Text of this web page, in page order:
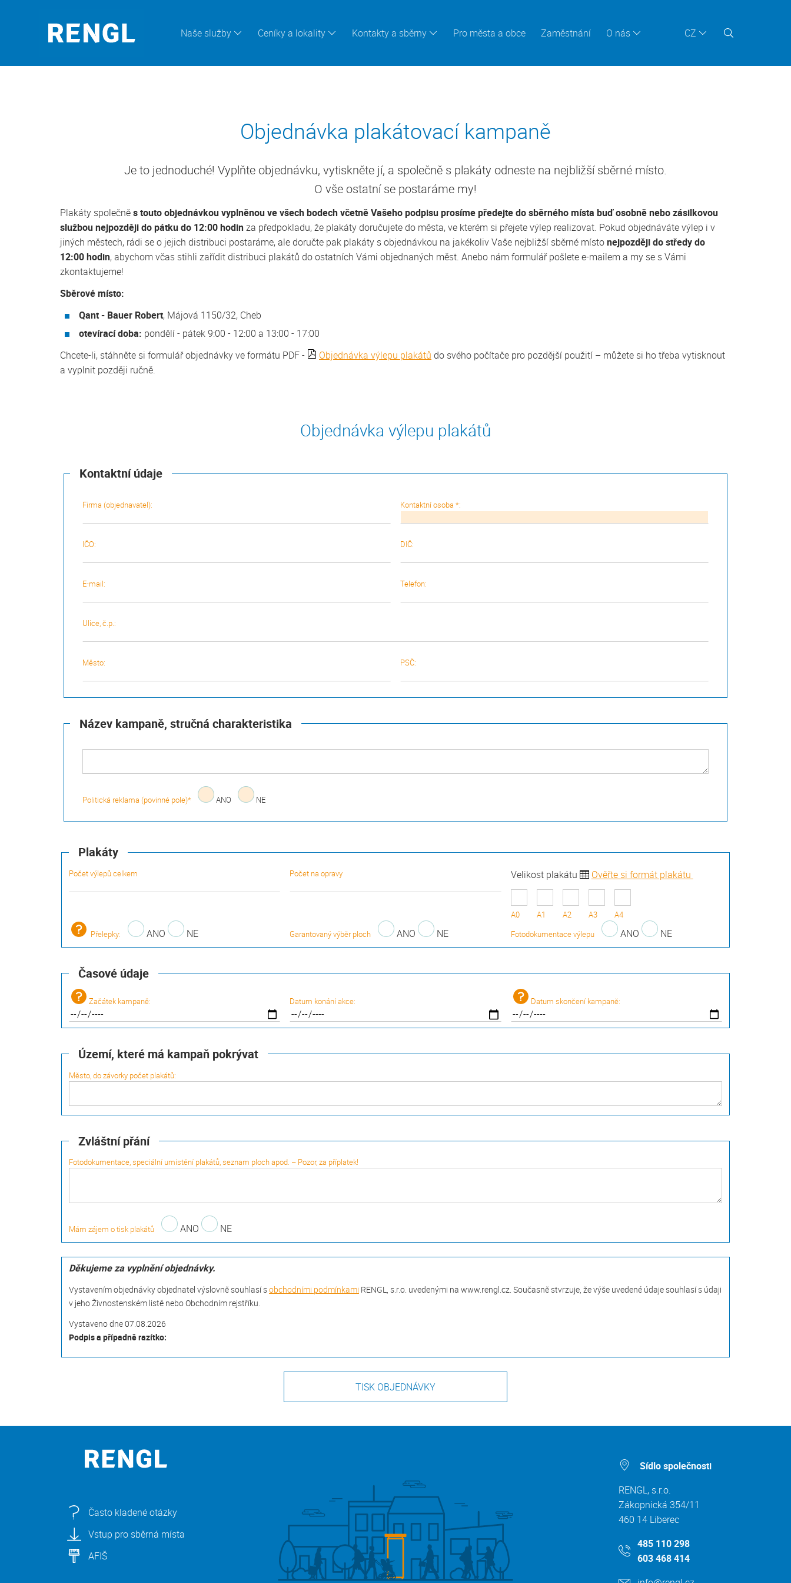
CZ
Naše služby Ceníky a lokality Kontakty a sběrny Pro města a obce Zaměstnání O nás
Objednávka plakátovací kampaně
Je to jednoduché! Vyplňte objednávku, vytiskněte jí, a společně s plakáty odneste na nejbližší sběrné místo.
O vše ostatní se postaráme my!
Plakáty společněs touto objednávkou vyplněnou ve všech bodech včetně Vašeho podpisu prosíme předejte do sběrného místa buď osobně nebo zásilkovou
službou nejpozději do pátku do 12:00 hodinza předpokladu, že plakáty doručujete do města, ve kterém si přejete výlep realizovat. Pokud objednáváte výlep i v
jiných městech, rádi se o jejich distribuci postaráme, ale doručte pak plakáty s objednávkou na jakékoliv Vaše nejbližší sběrné místonejpozději do středy do
12:00 hodin, abychom včas stihli zařídit distribuci plakátů do ostatních Vámi objednaných měst. Anebo nám formulář pošlete e-mailem a my se s Vámi
zkontaktujeme!
Sběrové místo:
Qant - Bauer Robert, Májová 1150/32, Cheb
otevírací doba: pondělí - pátek 9:00 - 12:00 a 13:00 - 17:00
Chcete-li, stáhněte si formulář objednávky ve formátu PDF -
Objednávka výlepu plakátů do svého počítače pro pozdější použití – můžete si ho třeba vytisknout
a vyplnit později ručně.
Objednávka výlepu plakátů
Kontaktní údaje
Firma (objednavatel): Kontaktní osoba *:
IČO: DIČ:
E-mail: Telefon:
Ulice, č.p.:
Město: PSČ:
Název kampaně, stručná charakteristika
Politická reklama (povinné pole)* ANO NE
Plakáty
Počet výlepů celkem Počet na opravy Velikost plakátu Ověřte si formát plakátu
A0 A1 A2 A3
A4
Přelepky:
ANO NE Garantovaný výběr ploch ANO NE Fotodokumentace výlepu ANO NE
Časové údaje
Začátek kampaně: Datum konání akce: Datum skončení kampaně:
Území, které má kampaň pokrývat
Město, do závorky počet plakátů:
Zvláštní přání
Fotodokumentace, speciální umístění plakátů, seznam ploch apod. – Pozor, za příplatek!
Mám zájem o tisk plakátů ANO NE
Děkujeme za vyplnění objednávky.
Vystavením objednávky objednatel výslovně souhlasí sobchodními podmínkami RENGL, s.r.o. uvedenými na www.rengl.cz. Současně stvrzuje, že výše uvedené údaje souhlasí s údaji
v jeho Živnostenském listě nebo Obchodním rejstříku.
Vystaveno dne 07.08.2026
Podpis a případně razítko:
Často kladené otázky
Vstup pro sběrná místa
AFIŠ
Sídlo společnosti
RENGL, s.r.o.
Zákopnická 354/11
460 14 Liberec
485 110 298
603 468 414